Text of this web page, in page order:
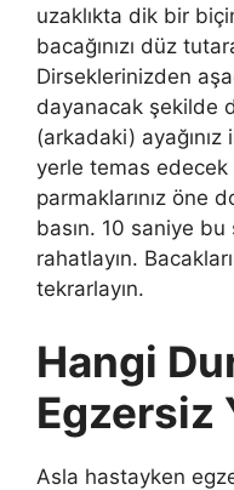
uzaklıkta dik bir
bacağınızı düz
Dirseklerinizden
dayanacak şekilde
(arkadaki)
yerle temas
parmaklarınız öne
basın. 10 saniye
rahatlayın.
tekrarlayın.
Hangi
Egzersiz
Asla hastayken